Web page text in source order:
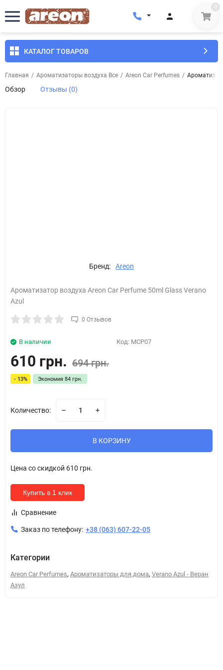
0
КАТАЛОГ ТОВАРОВ
Главная / Ароматизаторы воздуха Все / Areon Car Perfumes /
Обзор Отзывы (0)
Бренд: Areon
Ароматизатор воздуха Areon Car Perfume 50ml Glass Verano
Azul
0 Отзывов
В наличии Код: MCP07
610 грн. 694 грн.
- 13% Экономия 84 грн.
Количество:
В КОРЗИНУ
Цена со скидкой 610 грн.
Купить в 1 клик
Сравнение
Заказ по телефону: +38 (063) 607-22-05
Категории
Areon Car Perfumes, Ароматизаторы для дома, Verano Azul - Веран
Азул